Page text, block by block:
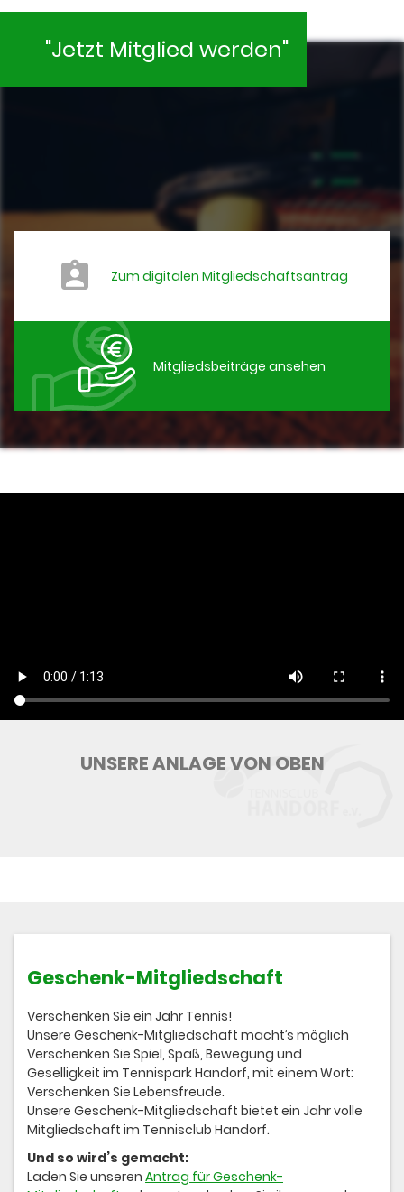
"Jetzt Mitglied werden"
Zum digitalen Mitgliedschaftsantrag
Mitgliedsbeiträge ansehen
UNSERE ANLAGE VON OBEN
Geschenk-Mitgliedschaft
Verschenken Sie ein Jahr Tennis!
Unsere Geschenk-Mitgliedschaft macht’s möglich
Verschenken Sie Spiel, Spaß, Bewegung und
Geselligkeit im Tennispark Handorf, mit einem Wort:
Verschenken Sie Lebensfreude.
Unsere Geschenk-Mitgliedschaft bietet ein Jahr volle
Mitgliedschaft im Tennisclub Handorf.
Und so wird’s gemacht:
Laden Sie unseren Antrag für Geschenk-